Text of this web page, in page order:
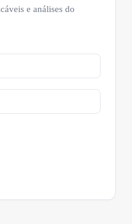
e análises do